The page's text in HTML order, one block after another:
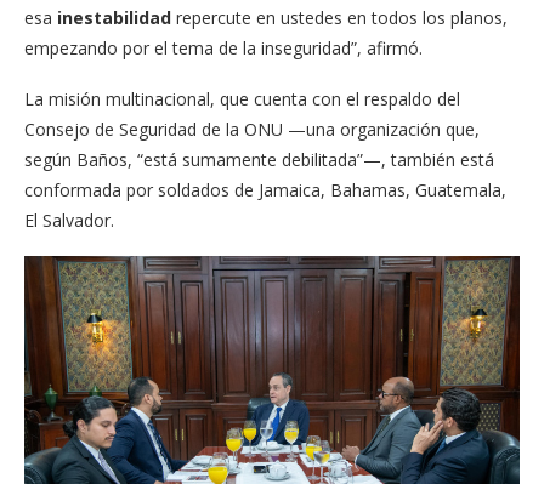
esa inestabilidad repercute en ustedes en todos los planos,
empezando por el tema de la inseguridad”, afirmó.
La misión multinacional, que cuenta con el respaldo del
Consejo de Seguridad de la ONU —una organización que,
según Baños, “está sumamente debilitada”—, también está
conformada por soldados de Jamaica, Bahamas, Guatemala,
El Salvador.